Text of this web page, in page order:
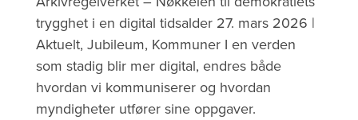
trygghet i en digital tidsalder 27. mars 2026 |
Aktuelt, Jubileum, Kommuner I en verden
som stadig blir mer digital, endres både
hvordan vi kommuniserer og hvordan
myndigheter utfører sine oppgaver.